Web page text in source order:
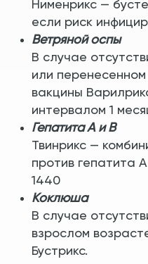
Нименрикс —
если риск
Ветряной оспы
В случае
или
вакцины
интервалом 1
Гепатита А и В
Твинрикс —
против гепатита
1440
Коклюша
В случае
взрослом
Бустрикс.